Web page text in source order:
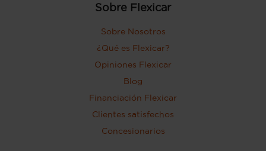
Sobre Flexicar
Sobre Nosotros
¿Qué es Flexicar?
Opiniones Flexicar
Blog
Financiación Flexicar
Clientes satisfechos
Concesionarios